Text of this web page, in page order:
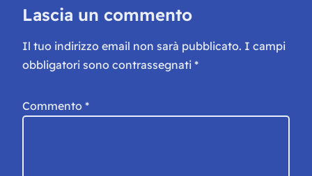
Lascia un commento
Il tuo indirizzo email non sarà pubblicato. I campi
obbligatori sono contrassegnati *
Commento *